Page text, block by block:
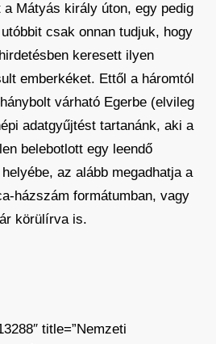
Mátyás király úton, egy pedig
csak onnan tudjuk, hogy
keresett ilyen
emberkéket. Ettől a háromtól
várható Egerbe (elvileg
adatgyűjtést tartanánk, aki a
belebotlott egy leendő
az alább megadhatja a
házszám formátumban, vagy
körülírva is.
title=”Nemzeti